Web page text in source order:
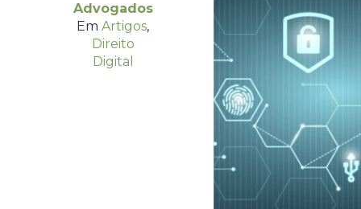
Advogados
Em Artigos,
Direito
Digital